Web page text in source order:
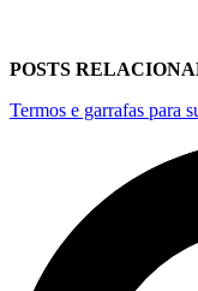
POSTS
Termos e garrafas para